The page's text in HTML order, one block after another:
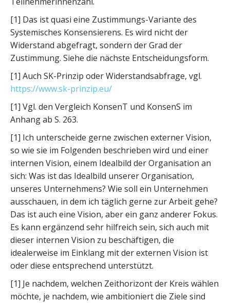
[1] Das ist quasi eine Zustimmungs-Variante des
Systemisches Konsensierens. Es wird nicht der
Widerstand abgefragt, sondern der Grad der
Zustimmung. Siehe die nächste Entscheidungsform.
[1] Auch SK-Prinzip oder Widerstandsabfrage, vgl.
https://www.sk-prinzip.eu/
[1] Vgl. den Vergleich KonsenT und KonsenS im
Anhang ab S. 263.
[1] Ich unterscheide gerne zwischen externer Vision,
so wie sie im Folgenden beschrieben wird und einer
internen Vision, einem Idealbild der Organisation an
sich: Was ist das Idealbild unserer Organisation,
unseres Unternehmens? Wie soll ein Unternehmen
ausschauen, in dem ich täglich gerne zur Arbeit gehe?
Das ist auch eine Vision, aber ein ganz anderer Fokus.
Es kann ergänzend sehr hilfreich sein, sich auch mit
dieser internen Vision zu beschäftigen, die
idealerweise im Einklang mit der externen Vision ist
oder diese entsprechend unterstützt.
[1] Je nachdem, welchen Zeithorizont der Kreis wählen
möchte, je nachdem, wie ambitioniert die Ziele sind